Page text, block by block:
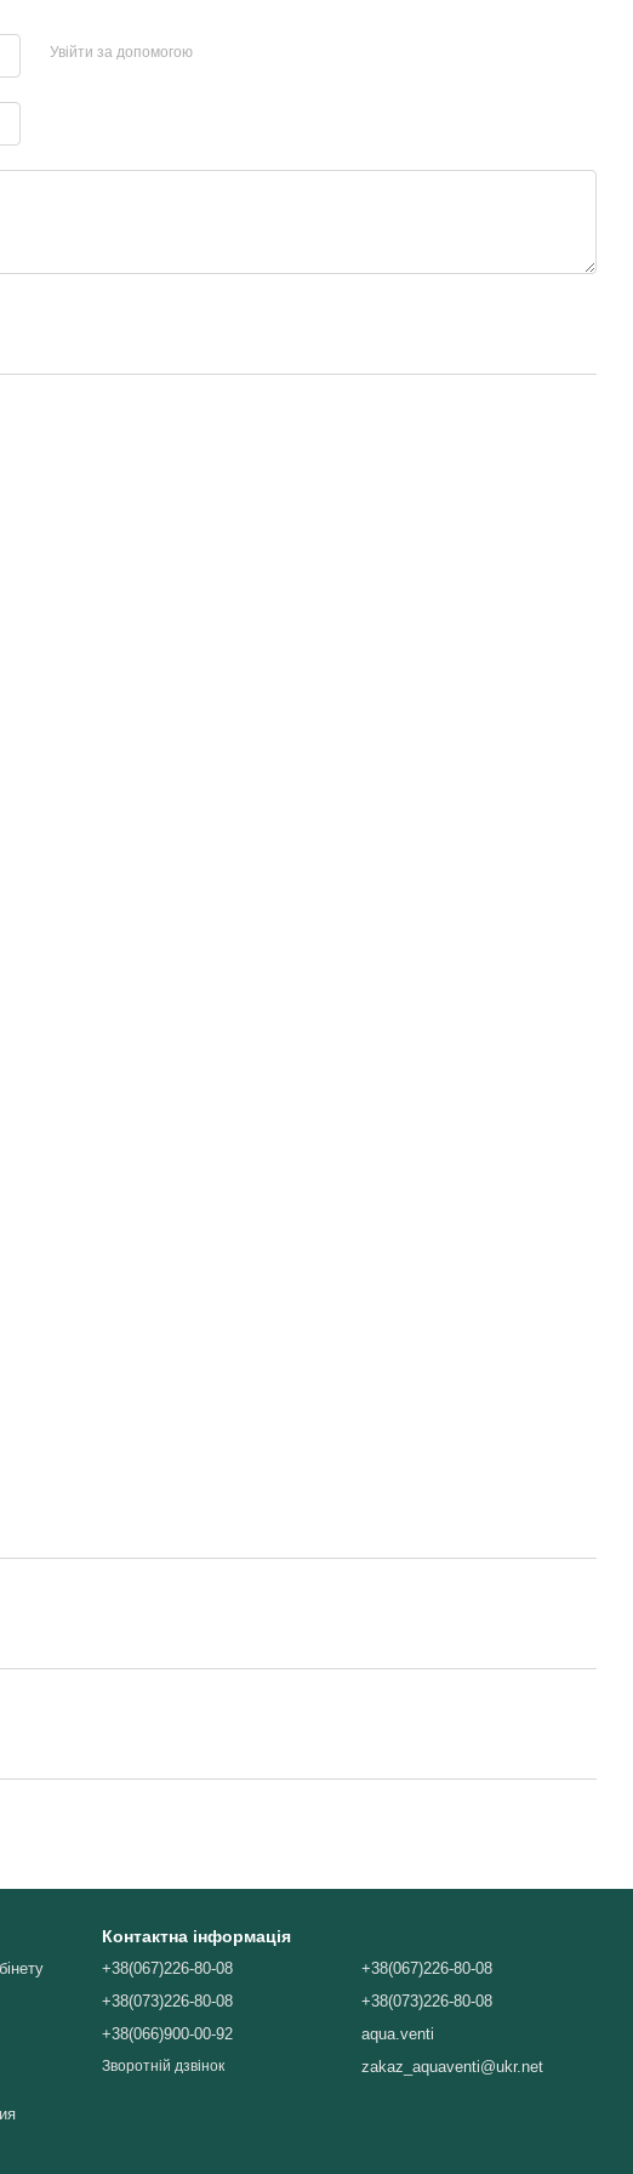
Увійти за допомогою
Контактна інформація
+38(067)226-80-08
+38(073)226-80-08
+38(066)900-00-92
Зворотній дзвінок
+38(067)226-80-08
+38(073)226-80-08
aqua.venti
zakaz_aquaventi@ukr.net